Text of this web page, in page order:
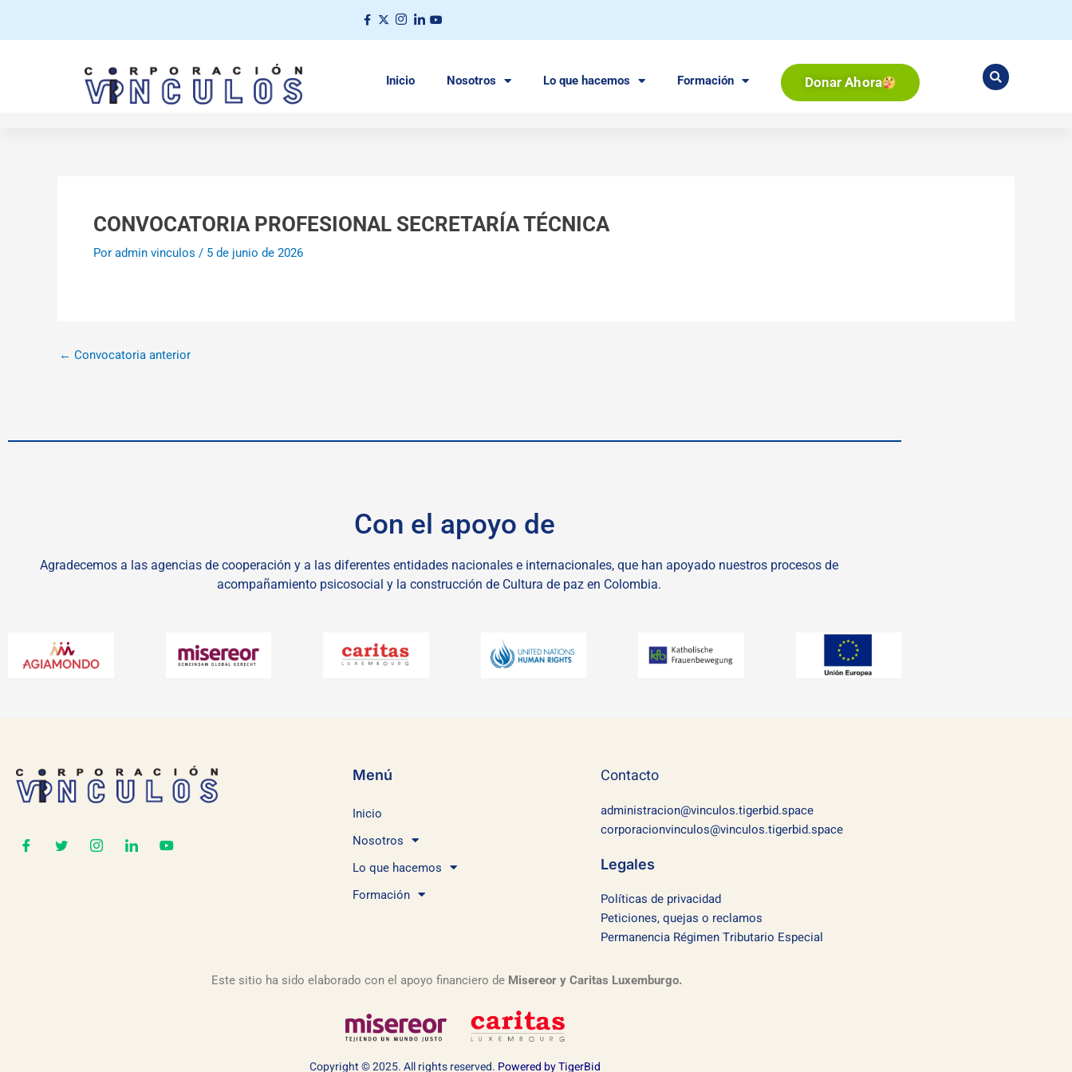
Inicio Nosotros Lo que hacemos Formación DonarAhora
CONVOCATORIA PROFESIONAL SECRETARÍA TÉCNICA
Por admin vinculos / 5 de junio de 2026
← Convocatoria anterior
Con el apoyo de
Agradecemos a las agencias de cooperación y a las diferentes entidades nacionales e internacionales, que han apoyado nuestros procesos de
acompañamiento psicosocial y la construcción de Cultura de paz en Colombia.
Menú
Inicio
Nosotros
Lo que hacemos
Formación
Contacto
administracion@vinculos.tigerbid.space
corporacionvinculos@vinculos.tigerbid.space
Legales
Políticas de privacidad
Peticiones, quejas o reclamos
Permanencia Régimen Tributario Especial
Este sitio ha sido elaborado con el apoyo financiero de Misereor y Caritas Luxemburgo.
Copyright © 2025. All rights reserved. Powered by TigerBid